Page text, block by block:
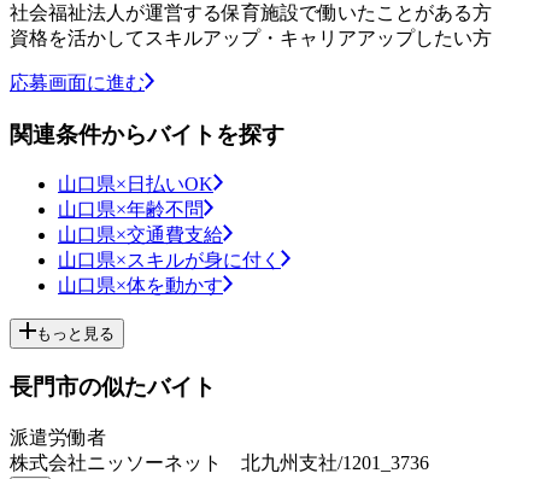
社会福祉法人が運営する保育施設で働いたことがある方
資格を活かしてスキルアップ・キャリアアップしたい方
応募画面に進む
関連条件からバイトを探す
山口県×日払いOK
山口県×年齢不問
山口県×交通費支給
山口県×スキルが身に付く
山口県×体を動かす
もっと見る
長門市の似たバイト
派遣労働者
株式会社ニッソーネット 北九州支社/1201_3736